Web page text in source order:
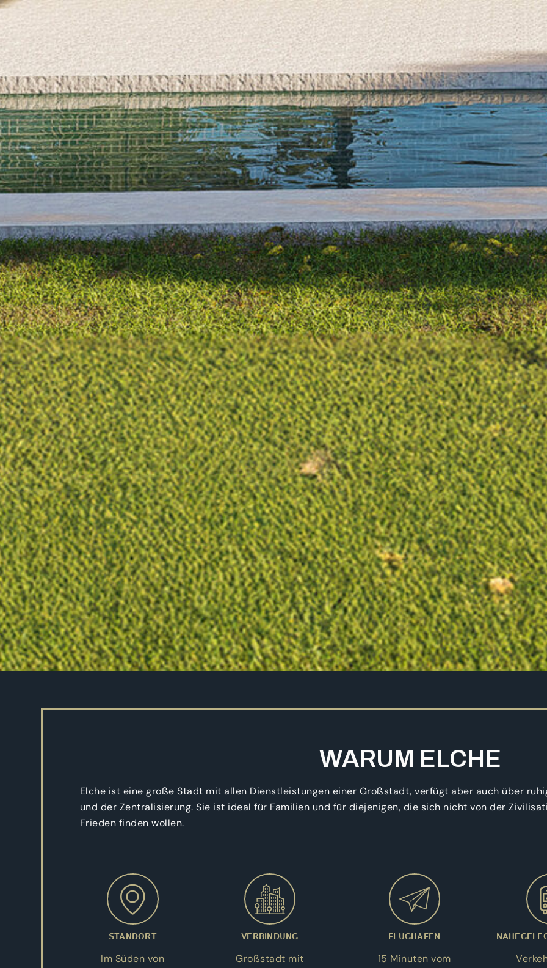
WARUM ELCHE
Elche ist eine große Stadt mit allen Dienstleistungen einer Großstadt, verfügt aber auch über
und der Zentralisierung. Sie ist ideal für Familien und für diejenigen, die sich nicht von der
Frieden finden wollen.
STANDORT
Im Süden von
VERBINDUNG
Großstadt mit
FLUGHAFEN
15 Minuten vom